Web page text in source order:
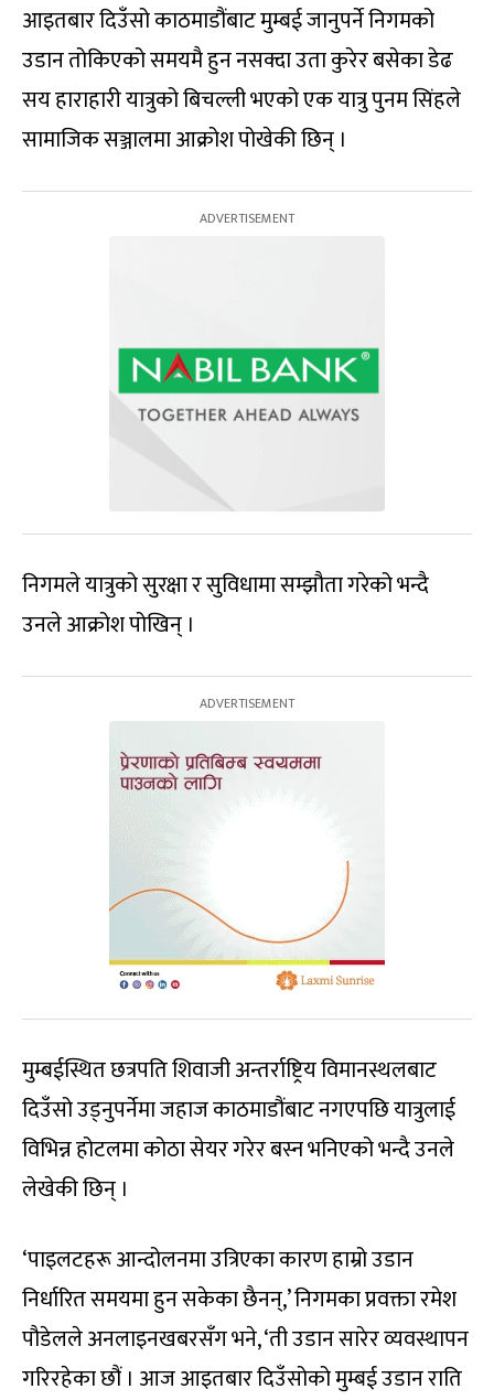
आइतबार दिउँसो काठमाडौंबाट मुम्बई जानुपर्ने निगमको
उडान तोकिएको समयमै हुन नसक्दा उता कुरेर बसेका डेढ
सय हाराहारी यात्रुको बिचल्ली भएको एक यात्रु पुनम सिंहले
सामाजिक सञ्जालमा आक्रोश पोखेकी छिन् ।
निगमले यात्रुको सुरक्षा र सुविधामा सम्झौता गरेको भन्दै
उनले आक्रोश पोखिन् ।
मुम्बईस्थित छत्रपति शिवाजी अन्तर्राष्ट्रिय विमानस्थलबाट
दिउँसो उड्नुपर्नेमा जहाज काठमाडौंबाट नगएपछि यात्रुलाई
विभिन्न होटलमा कोठा सेयर गरेर बस्न भनिएको भन्दै उनले
लेखेकी छिन् ।
‘पाइलटहरू आन्दोलनमा उत्रिएका कारण हाम्रो उडान
निर्धारित समयमा हुन सकेका छैनन्,’ निगमका प्रवक्ता रमेश
पौडेलले अनलाइनखबरसँग भने, ‘ती उडान सारेर व्यवस्थापन
गरिरहेका छौं । आज आइतबार दिउँसोको मुम्बई उडान राति